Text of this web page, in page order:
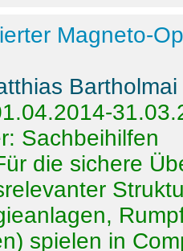
Magneto-
Bartholmai
Sachbeihilfen
die sichere
spielen in